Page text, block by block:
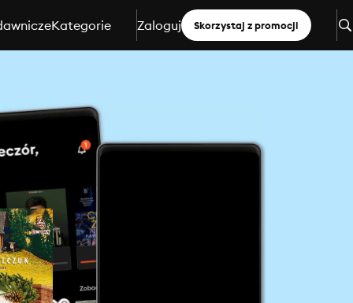
Kategorie Zaloguj Skorzystaj z promocji